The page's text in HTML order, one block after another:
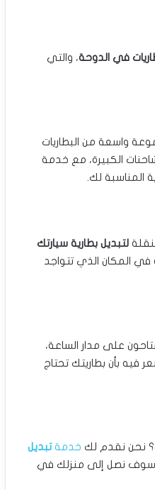
في الدوحة، والتي
واسعة من البطاريات
الكبيرة، مع خدمة
المناسبة لك.
لتبديل بطارية سيارتك
في المكان الذي تتواجد
على مدار الساعة،
فيه بأن بطاريتك تحتاج
نحن نقدم لك خدمةتبديل
سوف نصل إلى منزلك في